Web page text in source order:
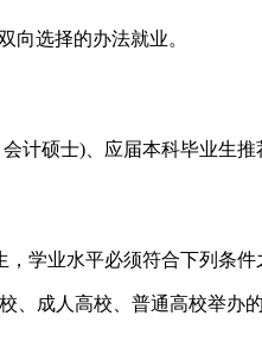
向选择的办法就业。
计硕士)、应届本科毕业生推
学业水平必须符合下列条件
、成人高校、普通高校举